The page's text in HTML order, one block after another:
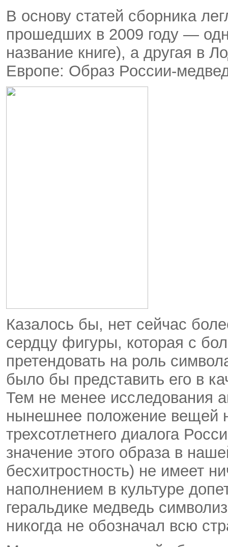
В основу статей сборника
прошедших в 2009 году —
название книге), а другая в
Европе: Образ России-
Казалось бы, нет сейчас
сердцу фигуры, которая с
претендовать на роль
было бы представить его в
Тем не менее исследования
нынешнее положение вещей
трехсотлетнего диалога
значение этого образа в
бесхитростность) не имеет
наполнением в культуре
геральдике медведь
никогда не обозначал всю